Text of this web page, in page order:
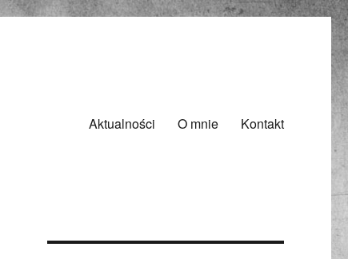
Aktualności O mnie Kontakt